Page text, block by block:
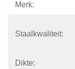
Merk:
Staalkwaliteit:
Dikte: